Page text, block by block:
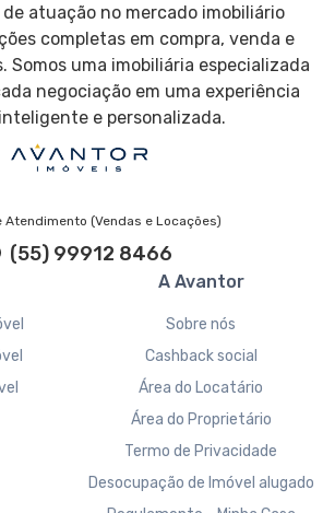
de atuação no mercado imobiliário
completas em compra, venda e
Somos uma imobiliária especializada
negociação em uma experiência
e personalizada.
Atendimento (Vendas e Locações)
(55) 99912 8466
A Avantor
Sobre nós
Cashback social
Área do Locatário
Área do Proprietário
Termo de Privacidade
Desocupação de Imóvel alugado